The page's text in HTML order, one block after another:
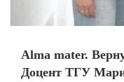
Alma mater.
Доцент ТГУ